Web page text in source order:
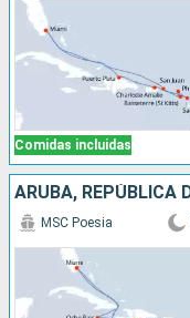
Comidas incluidas
MSC Poesia